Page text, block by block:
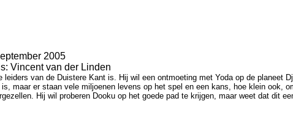
2005
Vincent van der Linden
van de Duistere Kant is. Hij wil een ontmoeting met Yoda op de planeet
maar er staan vele miljoenen levens op het spel en een kans, hoe klein ook,
Hij wil proberen Dooku op het goede pad te krijgen, maar weet dat dit